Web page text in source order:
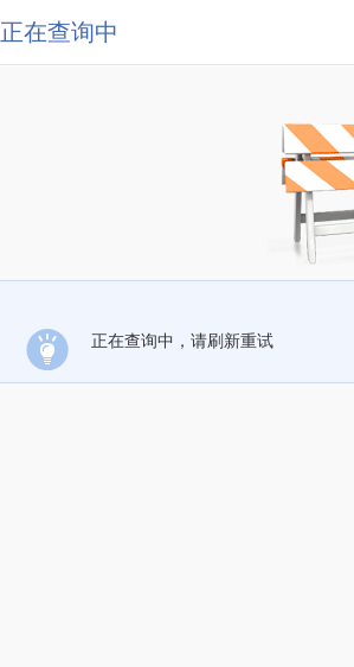
正在查询中
正在查询中，请刷新重试